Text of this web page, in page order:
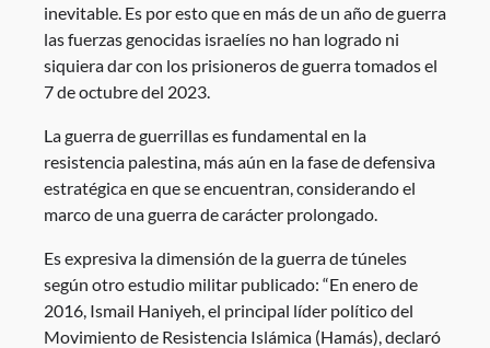
inevitable. Es por esto que en más de un año de guerra
las fuerzas genocidas israelíes no han logrado ni
siquiera dar con los prisioneros de guerra tomados el
7 de octubre del 2023.
La guerra de guerrillas es fundamental en la
resistencia palestina, más aún en la fase de defensiva
estratégica en que se encuentran, considerando el
marco de una guerra de carácter prolongado.
Es expresiva la dimensión de la guerra de túneles
según otro estudio militar publicado: “En enero de
2016, Ismail Haniyeh, el principal líder político del
Movimiento de Resistencia Islámica (Hamás), declaró